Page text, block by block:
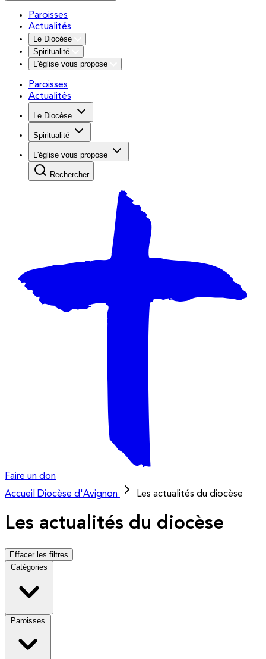
Paroisses
Actualités
Le Diocèse
Spiritualité
L'église vous propose
Paroisses
Actualités
Le Diocèse
Spiritualité
L'église vous propose
Rechercher
Faire un don
Accueil
Diocèse d'Avignon Les actualités du diocèse
Les actualités du diocèse
Effacer les filtres
Catégories
Paroisses